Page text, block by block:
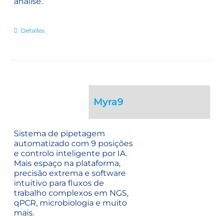
Detalles
Myra9
Sistema de pipetagem
automatizado com 9 posições
e controlo inteligente por IA.
Mais espaço na plataforma,
precisão extrema e software
intuitivo para fluxos de
trabalho complexos em NGS,
qPCR, microbiologia e muito
mais.